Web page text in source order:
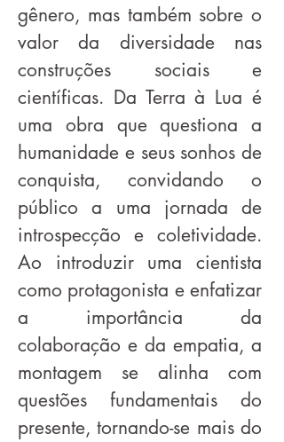
gênero, mas também sobre o
valor da diversidade nas
construções sociais e
científicas. Da Terra à Lua é
uma obra que questiona a
humanidade e seus sonhos de
conquista, convidando o
público a uma jornada de
introspecção e coletividade.
Ao introduzir uma cientista
como protagonista e enfatizar
a importância da
colaboração e da empatia, a
montagem se alinha com
questões fundamentais do
presente, tornando-se mais do